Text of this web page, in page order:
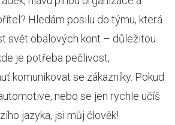
Hledám posilu do týmu, která
svět obalových kont – důležitou
je potřeba pečlivost,
komunikovat se zákazníky. Pokud
nebo se jen rychle učíš
jazyka, jsi můj člověk!